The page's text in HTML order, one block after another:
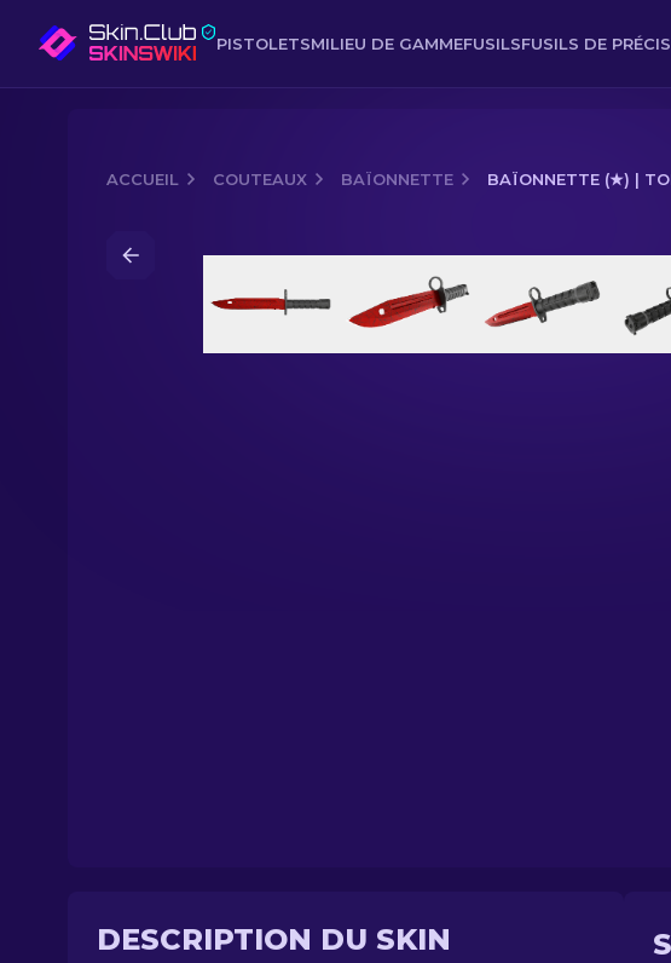
PISTOLETSMILIEU DE GAMMEFUSILSFUSILS DE
ACCUEIL COUTEAUX BAÏONNETTE BAÏONNETTE (★) |
DESCRIPTION DU SKIN